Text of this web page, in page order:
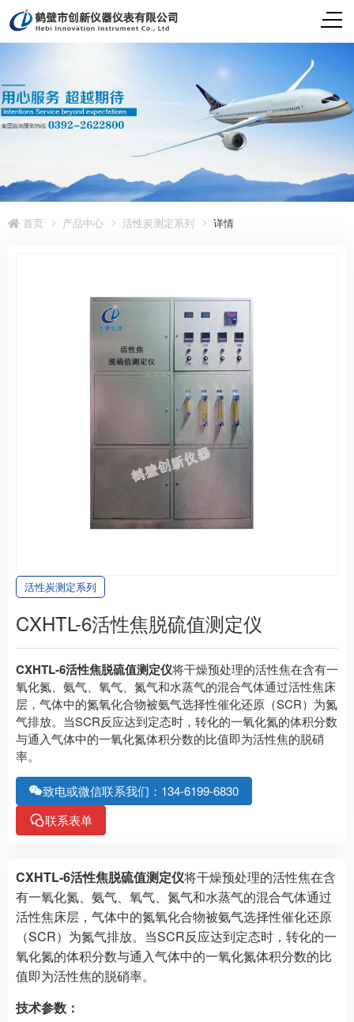
首页 产品中心 活性炭测定系列 详情
活性炭测定系列
CXHTL-6活性焦脱硫值测定仪
CXHTL-6活性焦脱硫值测定仪将干燥预处理的活性焦在含有一
氧化氮、氨气、氧气、氮气和水蒸气的混合气体通过活性焦床
层，气体中的氮氧化合物被氨气选择性催化还原（SCR）为氮
气排放。当SCR反应达到定态时，转化的一氧化氮的体积分数
与通入气体中的一氧化氮体积分数的比值即为活性焦的脱硝
率。
致电或微信联系我们：134-6199-6830
联系表单
CXHTL-6活性焦脱硫值测定仪将干燥预处理的活性焦在含
有一氧化氮、氨气、氧气、氮气和水蒸气的混合气体通过
活性焦床层，气体中的氮氧化合物被氨气选择性催化还原
（SCR）为氮气排放。当SCR反应达到定态时，转化的一
氧化氮的体积分数与通入气体中的一氧化氮体积分数的比
值即为活性焦的脱硝率。
技术参数：